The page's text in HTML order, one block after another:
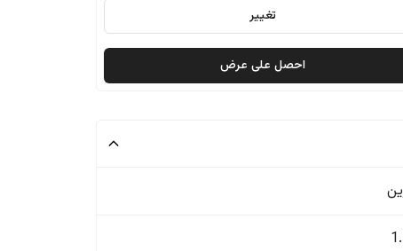
تغيير
احصل على عرض